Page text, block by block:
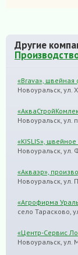
Другие
«Brava», швейная
Новоуральск, ул.
Новоуральск, ул.
«KISLIS»,
Новоуральск, ул.
«Акваэр»,
Новоуральск, ул.
«Агрофирма
село Тарасково,
«Центр-Сервис
Новоуральск, ул.